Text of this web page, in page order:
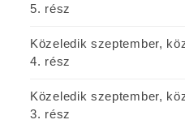
5. rész
Közeledik szeptember,
4. rész
Közeledik szeptember,
3. rész